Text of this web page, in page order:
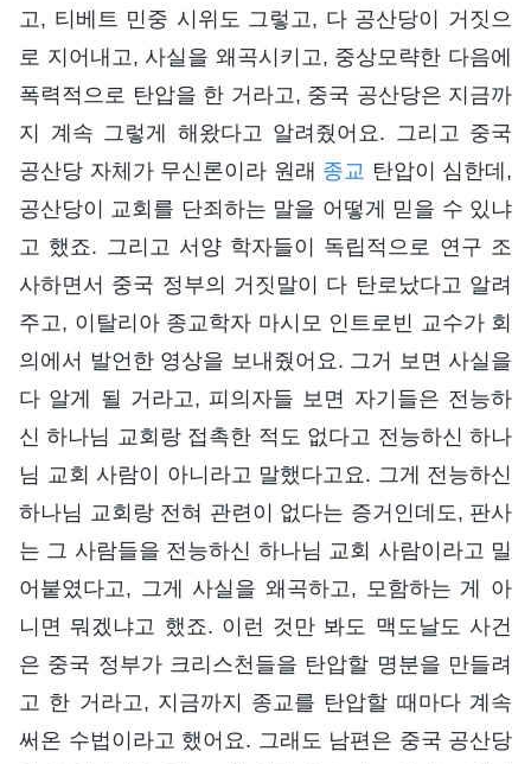
고, 티베트 민중 시위도 그렇고, 다 공산당이 거짓으
로 지어내고, 사실을 왜곡시키고, 중상모략한 다음에
폭력적으로 탄압을 한 거라고, 중국 공산당은 지금까
지 계속 그렇게 해왔다고 알려줬어요. 그리고 중국
공산당 자체가 무신론이라 원래 종교 탄압이 심한데,
공산당이 교회를 단죄하는 말을 어떻게 믿을 수 있냐
고 했죠. 그리고 서양 학자들이 독립적으로 연구 조
사하면서 중국 정부의 거짓말이 다 탄로났다고 알려
주고, 이탈리아 종교학자 마시모 인트로빈 교수가 회
의에서 발언한 영상을 보내줬어요. 그거 보면 사실을
다 알게 될 거라고, 피의자들 보면 자기들은 전능하
신 하나님 교회랑 접촉한 적도 없다고 전능하신 하나
님 교회 사람이 아니라고 말했다고요. 그게 전능하신
하나님 교회랑 전혀 관련이 없다는 증거인데도, 판사
는 그 사람들을 전능하신 하나님 교회 사람이라고 밀
어붙였다고, 그게 사실을 왜곡하고, 모함하는 게 아
니면 뭐겠냐고 했죠. 이런 것만 봐도 맥도날도 사건
은 중국 정부가 크리스천들을 탄압할 명분을 만들려
고 한 거라고, 지금까지 종교를 탄압할 때마다 계속
써온 수법이라고 했어요. 그래도 남편은 중국 공산당